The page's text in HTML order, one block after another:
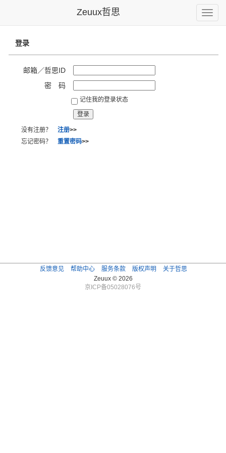
Toggle
Zeuux哲思
登录
邮箱／哲思ID
密 码
记住我的登录状态
没有注册？ 注册>>
忘记密码？ 重置密码>>
反馈意见 帮助中心 服务条款 版权声明
关于哲思
Zeuux © 2026
京ICP备05028076号